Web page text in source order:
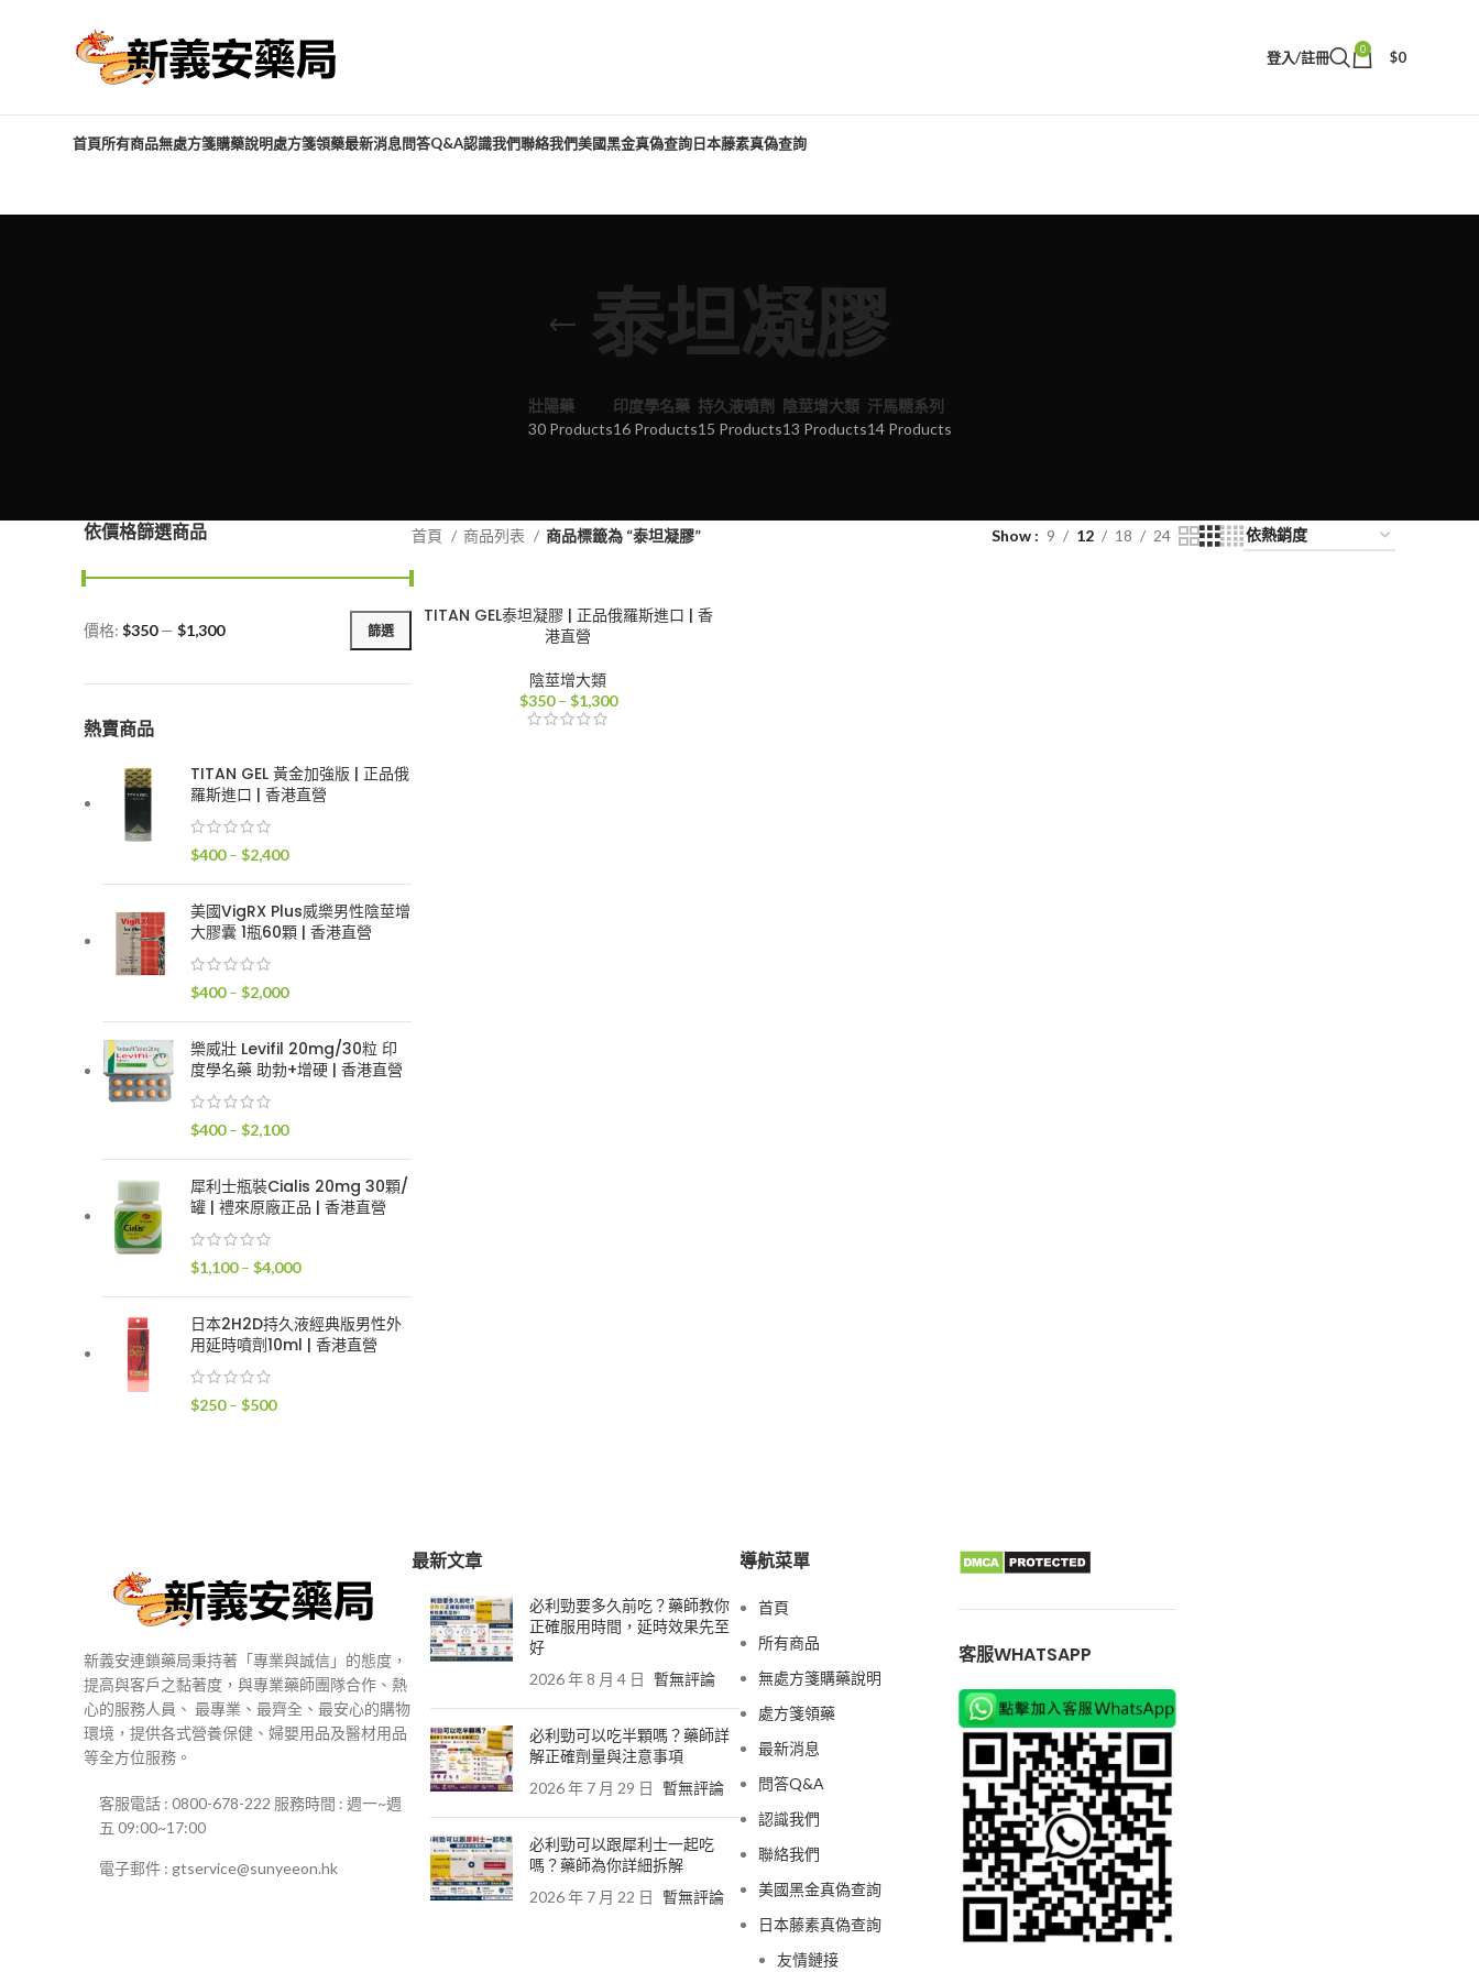
登入/註冊 0 $0
首頁所有商品無處方箋購藥說明處方箋領藥最新消息問答Q&A認識我們聯絡我們美國黑金真偽查詢日本藤素真偽查詢
泰坦凝膠
壯陽藥
30 Products
印度學名藥
16 Products
持久液噴劑
15 Products
陰莖增大類
13 Products
汗馬糖系列
14 Products
依價格篩選商品
最
價
最
價
篩選
價格: $350— $1,300
熱賣商品
TITAN GEL 黃金加強版 | 正品俄
羅斯進口 | 香港直營
$400 – $2,400價
圍：
$2,400
美國VigRX Plus威樂男性陰莖增
大膠囊 1瓶60顆 | 香港直營
$400 – $2,000價
範
圍：
$2,000
樂威壯 Levifil 20mg/30粒 印
度學名藥 助勃+增硬 | 香港直營
$400 – $2,100價
範
圍：
$2,100
犀利士瓶裝Cialis 20mg 30顆/
罐 | 禮來原廠正品 | 香港直營
$1,100 – $4,000價
範
圍：
日本2H2D持久液經典版男性外
用延時噴劑10ml | 香港直營
$250 – $500價
首頁 商品列表 商品標籤為 “泰坦凝膠” Show 9 12 18 24
TITAN GEL泰坦凝膠 | 正品俄羅斯進口 | 香
港直營
陰莖增大類
$350 – $1,300價
新義安連鎖藥局秉持著「專業與誠信」的態度，
提高與客戶之黏著度，與專業藥師團隊合作、熱
心的服務人員、 最專業、最齊全、最安心的購物
環境，提供各式營養保健、婦嬰用品及醫材用品
等全方位服務。
客服電話 : 0800-678-222 服務時間 : 週一~週
五 09:00~17:00
電子郵件 : gtservice@sunyeeon.hk
最新文章
必利勁要多久前吃？藥師教你
正確服用時間，延時效果先至
好
2026 年 8 月 4 日 暫無評論
必利勁可以吃半顆嗎？藥師詳
解正確劑量與注意事項
2026 年 7 月 29 日 暫無評論
必利勁可以跟犀利士一起吃
嗎？藥師為你詳細拆解
2026 年 7 月 22 日 暫無評論
導航菜單
首頁
所有商品
無處方箋購藥說明
處方箋領藥
最新消息
問答Q&A
認識我們
聯絡我們
美國黑金真偽查詢
日本藤素真偽查詢
友情鏈接
客服WHATSAPP